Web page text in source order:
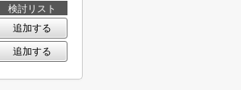
検討リスト
追加する
追加する